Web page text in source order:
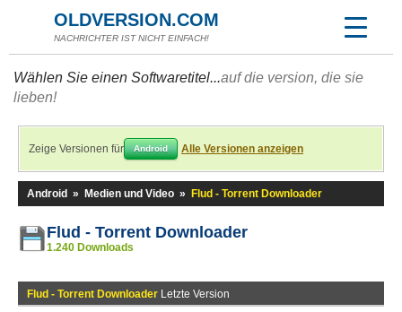
OLDVERSION.COM
NACHRICHTER IST NICHT EINFACH!
Wählen Sie einen Softwaretitel...auf die version, die sie
lieben!
Zeige Versionen für Android Alle Versionen anzeigen
Android » Medien und Video » Flud - Torrent Downloader
Flud - Torrent Downloader
1.240 Downloads
Flud - Torrent Downloader Letzte Version